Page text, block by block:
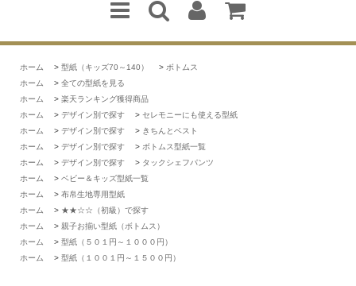
ホーム > 型紙（キッズ70～140） > ボトムス
ホーム
> 全ての型紙を見る
ホーム
> 楽天ランキング獲得商品
ホーム
> デザイン別で探す > セレモニーにも使える型紙
ホーム
> デザイン別で探す > きちんとベスト
ホーム
> デザイン別で探す > ボトムス型紙一覧
ホーム
> デザイン別で探す > タックシェフパンツ
ホーム
> ベビー＆キッズ型紙一覧
ホーム
> 布帛生地専用型紙
ホーム
> ★★☆☆（初級）で探す
ホーム
> 親子お揃い型紙（ボトムス）
ホーム
> 型紙（５０１円～１０００円）
ホーム
> 型紙（１００１円～１５００円）